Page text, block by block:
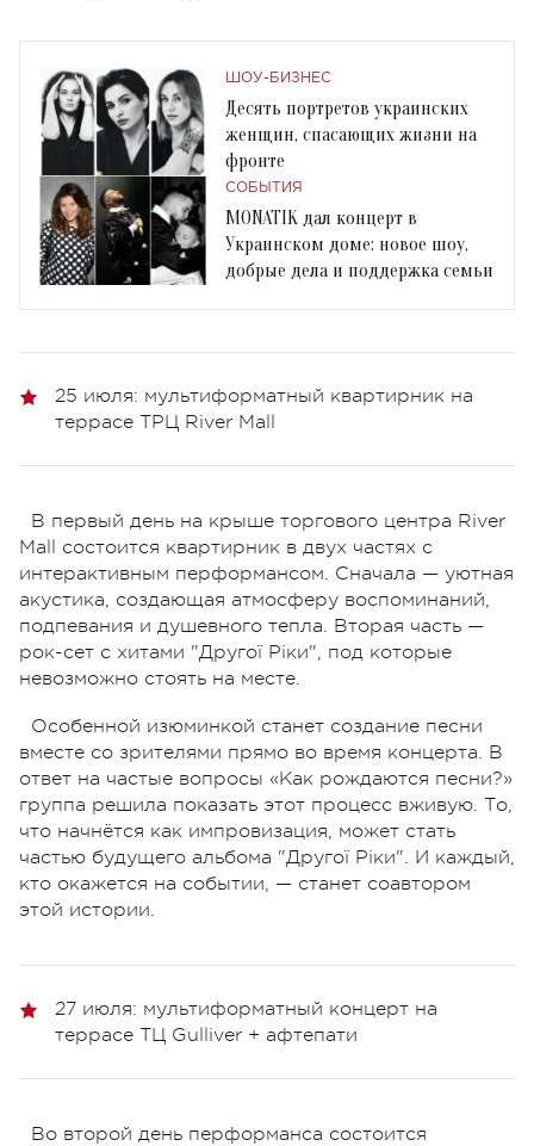
ШОУ-БИЗНЕС
Десять портретов украинских
женщин, спасающих жизни на
фронте
СОБЫТИЯ
MONATIK дал концерт в
Украинском доме: новое шоу,
добрые дела и поддержка семьи
25 июля: мультиформатный квартирник на
террасе ТРЦ River Mall
В первый день на крыше торгового центра River
Mall состоится квартирник в двух частях с
интерактивным перформансом. Сначала — уютная
акустика, создающая атмосферу воспоминаний,
подпевания и душевного тепла. Вторая часть —
рок-сет с хитами "Другої Ріки", под которые
невозможно стоять на месте.
Особенной изюминкой станет создание песни
вместе со зрителями прямо во время концерта. В
ответ на частые вопросы «Как рождаются песни?»
группа решила показать этот процесс вживую. То,
что начнётся как импровизация, может стать
частью будущего альбома "Другої Ріки". И каждый,
кто окажется на событии, — станет соавтором
этой истории.
27 июля: мультиформатный концерт на
террасе ТЦ Gulliver + афтепати
Во второй день перформанса состоится